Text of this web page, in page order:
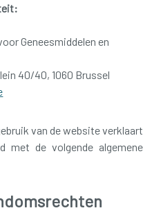
Geneesmiddelen en
40/40, 1060 Brussel
van de website verklaart
met de volgende algemene